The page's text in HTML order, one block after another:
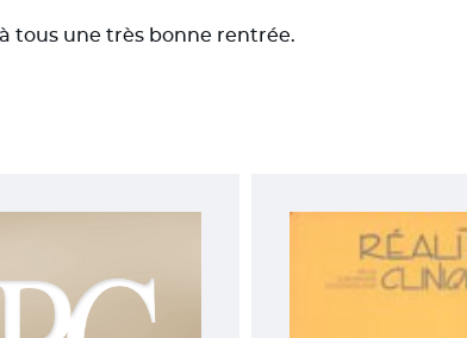
tous une très bonne rentrée.